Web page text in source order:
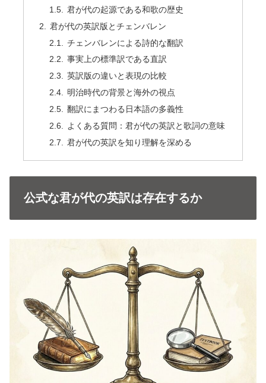
君が代の起源である和歌の歴史
君が代の英訳版とチェンバレン
チェンバレンによる詩的な翻訳
事実上の標準訳である直訳
英訳版の違いと表現の比較
明治時代の背景と海外の視点
翻訳にまつわる日本語の多義性
よくある質問：君が代の英訳と歌詞の意味
君が代の英訳を知り理解を深める
公式な君が代の英訳は存在するか